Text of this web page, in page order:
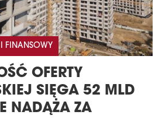
I FINANSOWY
OFERTY
SIĘGA 52 MLD
NADĄŻA ZA